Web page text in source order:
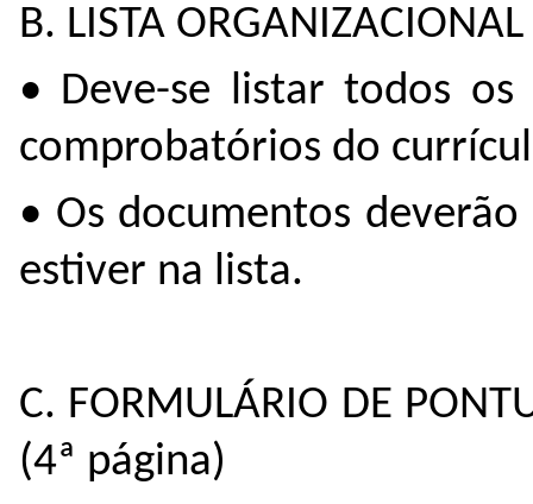
B. LISTA
• Deve-se listar todos
comprobatórios do
• Os documentos
estiver na lista.
C. FORMULÁRIO DE
(4ª página)